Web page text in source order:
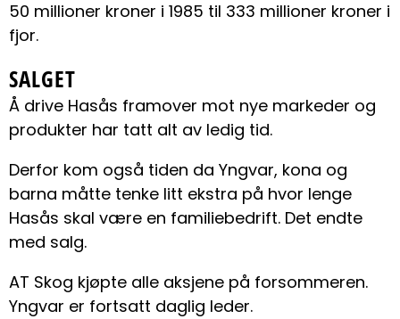
50 millioner kroner i 1985 til 333 millioner kroner i
fjor.
SALGET
Å drive Hasås framover mot nye markeder og
produkter har tatt alt av ledig tid.
Derfor kom også tiden da Yngvar, kona og
barna måtte tenke litt ekstra på hvor lenge
Hasås skal være en familiebedrift. Det endte
med salg.
AT Skog kjøpte alle aksjene på forsommeren.
Yngvar er fortsatt daglig leder.